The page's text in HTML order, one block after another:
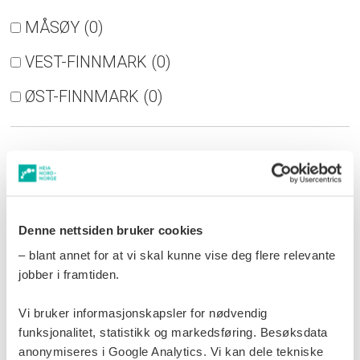
Denne nettsiden bruker cookies
– blant annet for at vi skal kunne vise deg flere relevante
jobber i framtiden.
Vi bruker informasjonskapsler for nødvendig
funksjonalitet, statistikk og markedsføring. Besøksdata
anonymiseres i Google Analytics. Vi kan dele tekniske
MÅSØY (0)
VEST-FINNMARK (0)
ØST-FINNMARK (0)
Hva?
STILLINGER (0)
BEDRIFT (0)
VEST-FINNMARK BO OG LEVE
MÅSØY
HAVØYSUND
NORD-NORGE NYHETER